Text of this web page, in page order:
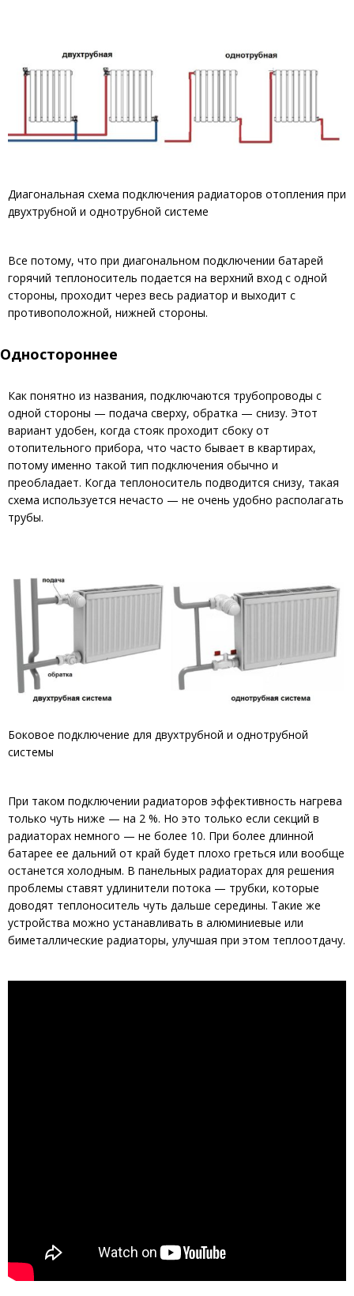
Диагональная схема подключения радиаторов отопления при
двухтрубной и однотрубной системе
Все потому, что при диагональном подключении батарей
горячий теплоноситель подается на верхний вход с одной
стороны, проходит через весь радиатор и выходит с
противоположной, нижней стороны.
Одностороннее
Как понятно из названия, подключаются трубопроводы с
одной стороны — подача сверху, обратка — снизу. Этот
вариант удобен, когда стояк проходит сбоку от
отопительного прибора, что часто бывает в квартирах,
потому именно такой тип подключения обычно и
преобладает. Когда теплоноситель подводится снизу, такая
схема используется нечасто — не очень удобно располагать
трубы.
Боковое подключение для двухтрубной и однотрубной
системы
При таком подключении радиаторов эффективность нагрева
только чуть ниже — на 2 %. Но это только если секций в
радиаторах немного — не более 10. При более длинной
батарее ее дальний от край будет плохо греться или вообще
останется холодным. В панельных радиаторах для решения
проблемы ставят удлинители потока — трубки, которые
доводят теплоноситель чуть дальше середины. Такие же
устройства можно устанавливать в алюминиевые или
биметаллические радиаторы, улучшая при этом теплоотдачу.